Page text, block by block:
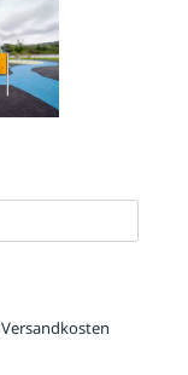
Versandkosten